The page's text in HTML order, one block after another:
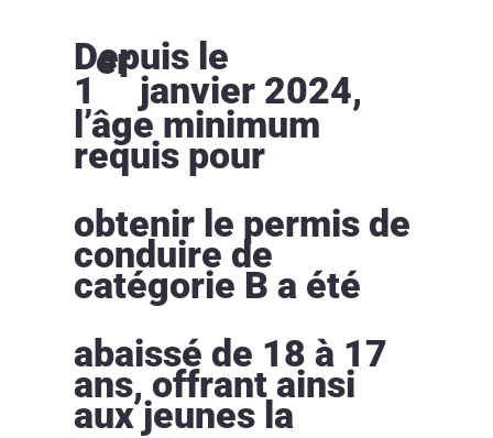
Depuis le
1
er
janvier 2024,
l’âge minimum
requis pour
obtenir le permis de
conduire de
catégorie B a été
abaissé de 18 à 17
ans, offrant ainsi
aux jeunes la